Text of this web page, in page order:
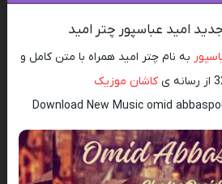
امید عباسپور چتر امید
به نام چتر امید همراه با متن کامل و
کاشان موزیک
Download New Music omid